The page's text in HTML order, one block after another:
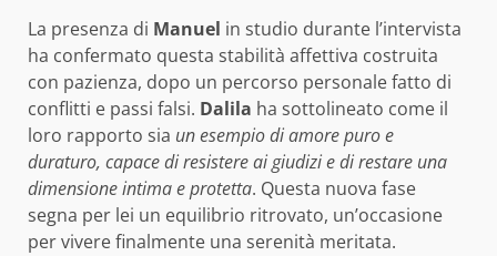
La presenza di Manuel in studio durante l’intervista
ha confermato questa stabilità affettiva costruita
con pazienza, dopo un percorso personale fatto di
conflitti e passi falsi. Dalila ha sottolineato come il
loro rapporto sia un esempio di amore puro e
duraturo, capace di resistere ai giudizi e di restare una
dimensione intima e protetta. Questa nuova fase
segna per lei un equilibrio ritrovato, un’occasione
per vivere finalmente una serenità meritata.